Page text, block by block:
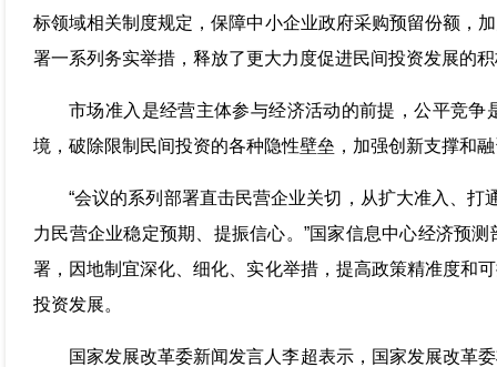
标领域相关制度规定，保障中小企业政府采购预留份额
署一系列务实举措，释放了更大力度促进民间投资发展的
市场准入是经营主体参与经济活动的前提，公平竞
境，破除限制民间投资的各种隐性壁垒，加强创新支撑和
“会议的系列部署直击民营企业关切，从扩大准入、打
力民营企业稳定预期、提振信心。”国家信息中心经济预
署，因地制宜深化、细化、实化举措，提高政策精准度和
投资发展。
国家发展改革委新闻发言人李超表示，国家发展改革